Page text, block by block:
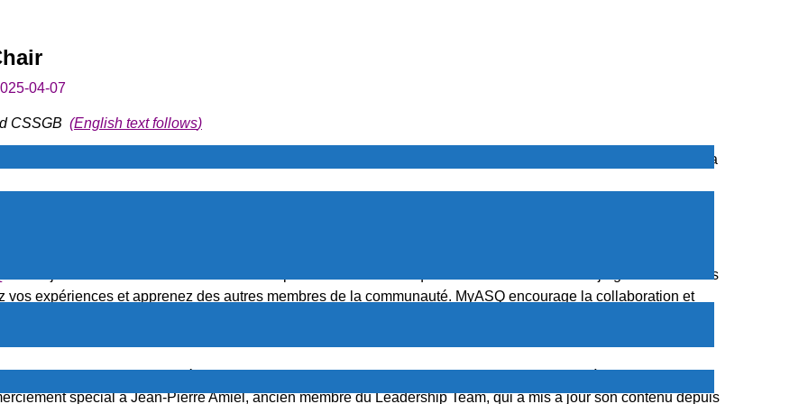
04-07
CSSGB (English text follows)
(ASQ) qui existe depuis quelques années et offre une multitude d’avantages pour les professionnels de la
à nos besoins professionnels. Bien que certains contenus soient publics, de nombreux contenus et
et assistance sont réservés aux membres.
dès aujourd’hui. Connectez-vous avec des professionnels de la qualité du monde entier et rejoignez des forums
expériences et apprenez des autres membres de la communauté. MyASQ encourage la collaboration et
collective de la communauté de la qualité. Bénéficiez du soutien de la communauté MyASQ pour
membres de la communauté
spécial à Jean-Pierre Amiel, ancien membre du Leadership Team, qui a mis à jour son contenu depuis